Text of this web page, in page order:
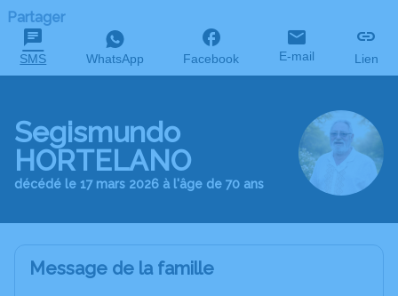
Partager
SMS WhatsApp Facebook E-mail Lien
Segismundo
HORTELANO
décédé le 17 mars 2026 à l'âge de 70 ans
Message de la famille